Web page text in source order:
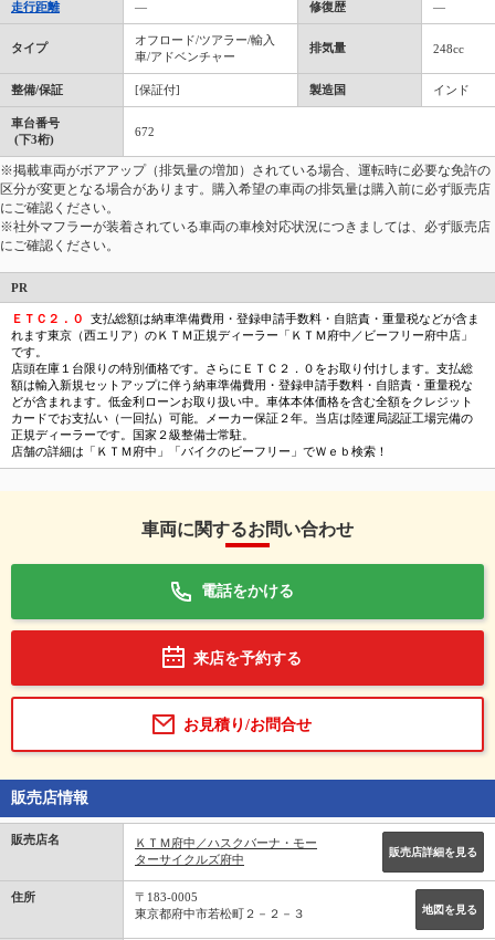
走行距離 ― 修復歴 ―
タイプ
オフロード/ツアラー/輸入
車/アドベンチャー
排気量 248cc
整備/保証 [保証付] 製造国 インド
車台番号
(下3桁)
672
※掲載車両がボアアップ（排気量の増加）されている場合、運転時に必要な免許の
区分が変更となる場合があります。購入希望の車両の排気量は購入前に必ず販売店
にご確認ください。
※社外マフラーが装着されている車両の車検対応状況につきましては、必ず販売店
にご確認ください。
PR
ＥＴＣ２．０
支払総額は納車準備費用・登録申請手数料・自賠責・重量税などが含ま
れます東京（西エリア）のＫＴＭ正規ディーラー「ＫＴＭ府中／ビーフリー府中店」
です。
店頭在庫１台限りの特別価格です。さらにＥＴＣ２．０をお取り付けします。支払総
額は輸入新規セットアップに伴う納車準備費用・登録申請手数料・自賠責・重量税な
どが含まれます。低金利ローンお取り扱い中。車体本体価格を含む全額をクレジット
カードでお支払い（一回払）可能。メーカー保証２年。当店は陸運局認証工場完備の
正規ディーラーです。国家２級整備士常駐。
店舗の詳細は「ＫＴＭ府中」「バイクのビーフリー」でＷｅｂ検索！
車両に関するお問い合わせ
電話をかける
来店を予約する
お見積り/お問合せ
販売店情報
販売店名
ＫＴＭ府中／ハスクバーナ・モー
ターサイクルズ府中
販売店詳細を見る
住所
地図を見る
〒183-0005
東京都府中市若松町２－２－３